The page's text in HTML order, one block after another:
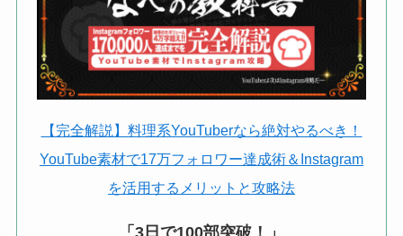
【完全解説】料理系YouTuberなら絶対やるべき！
YouTube素材で17万フォロワー達成術＆Instagram
を活用するメリットと攻略法
「3日で100部突破！」